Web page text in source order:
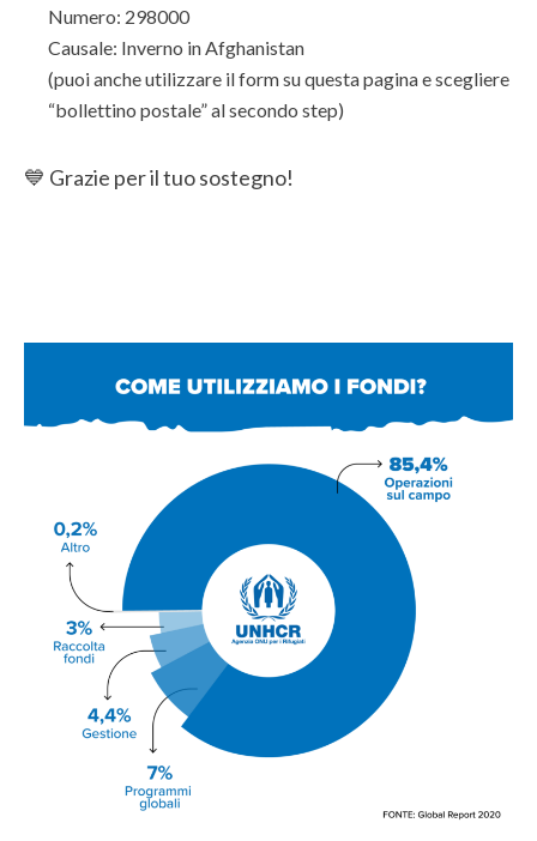
Numero: 298000
Causale: Inverno in Afghanistan
(puoi anche utilizzare il form su questa pagina e scegliere
“bollettino postale” al secondo step)
💙 Grazie per il tuo sostegno!